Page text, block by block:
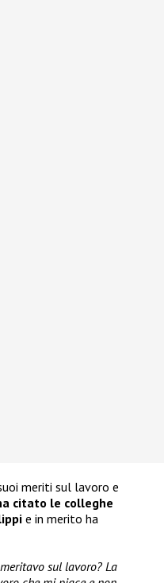
meriti sul lavoro e
citato le colleghe
e in merito ha
sul lavoro? La